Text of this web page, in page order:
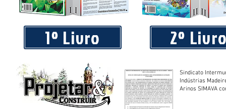
Sociedade cheia de pessoas com tantas informações e
conhecimentos
1º Livro 2º
Sindicato
Indústrias
Arinos SIMAVA convoca à